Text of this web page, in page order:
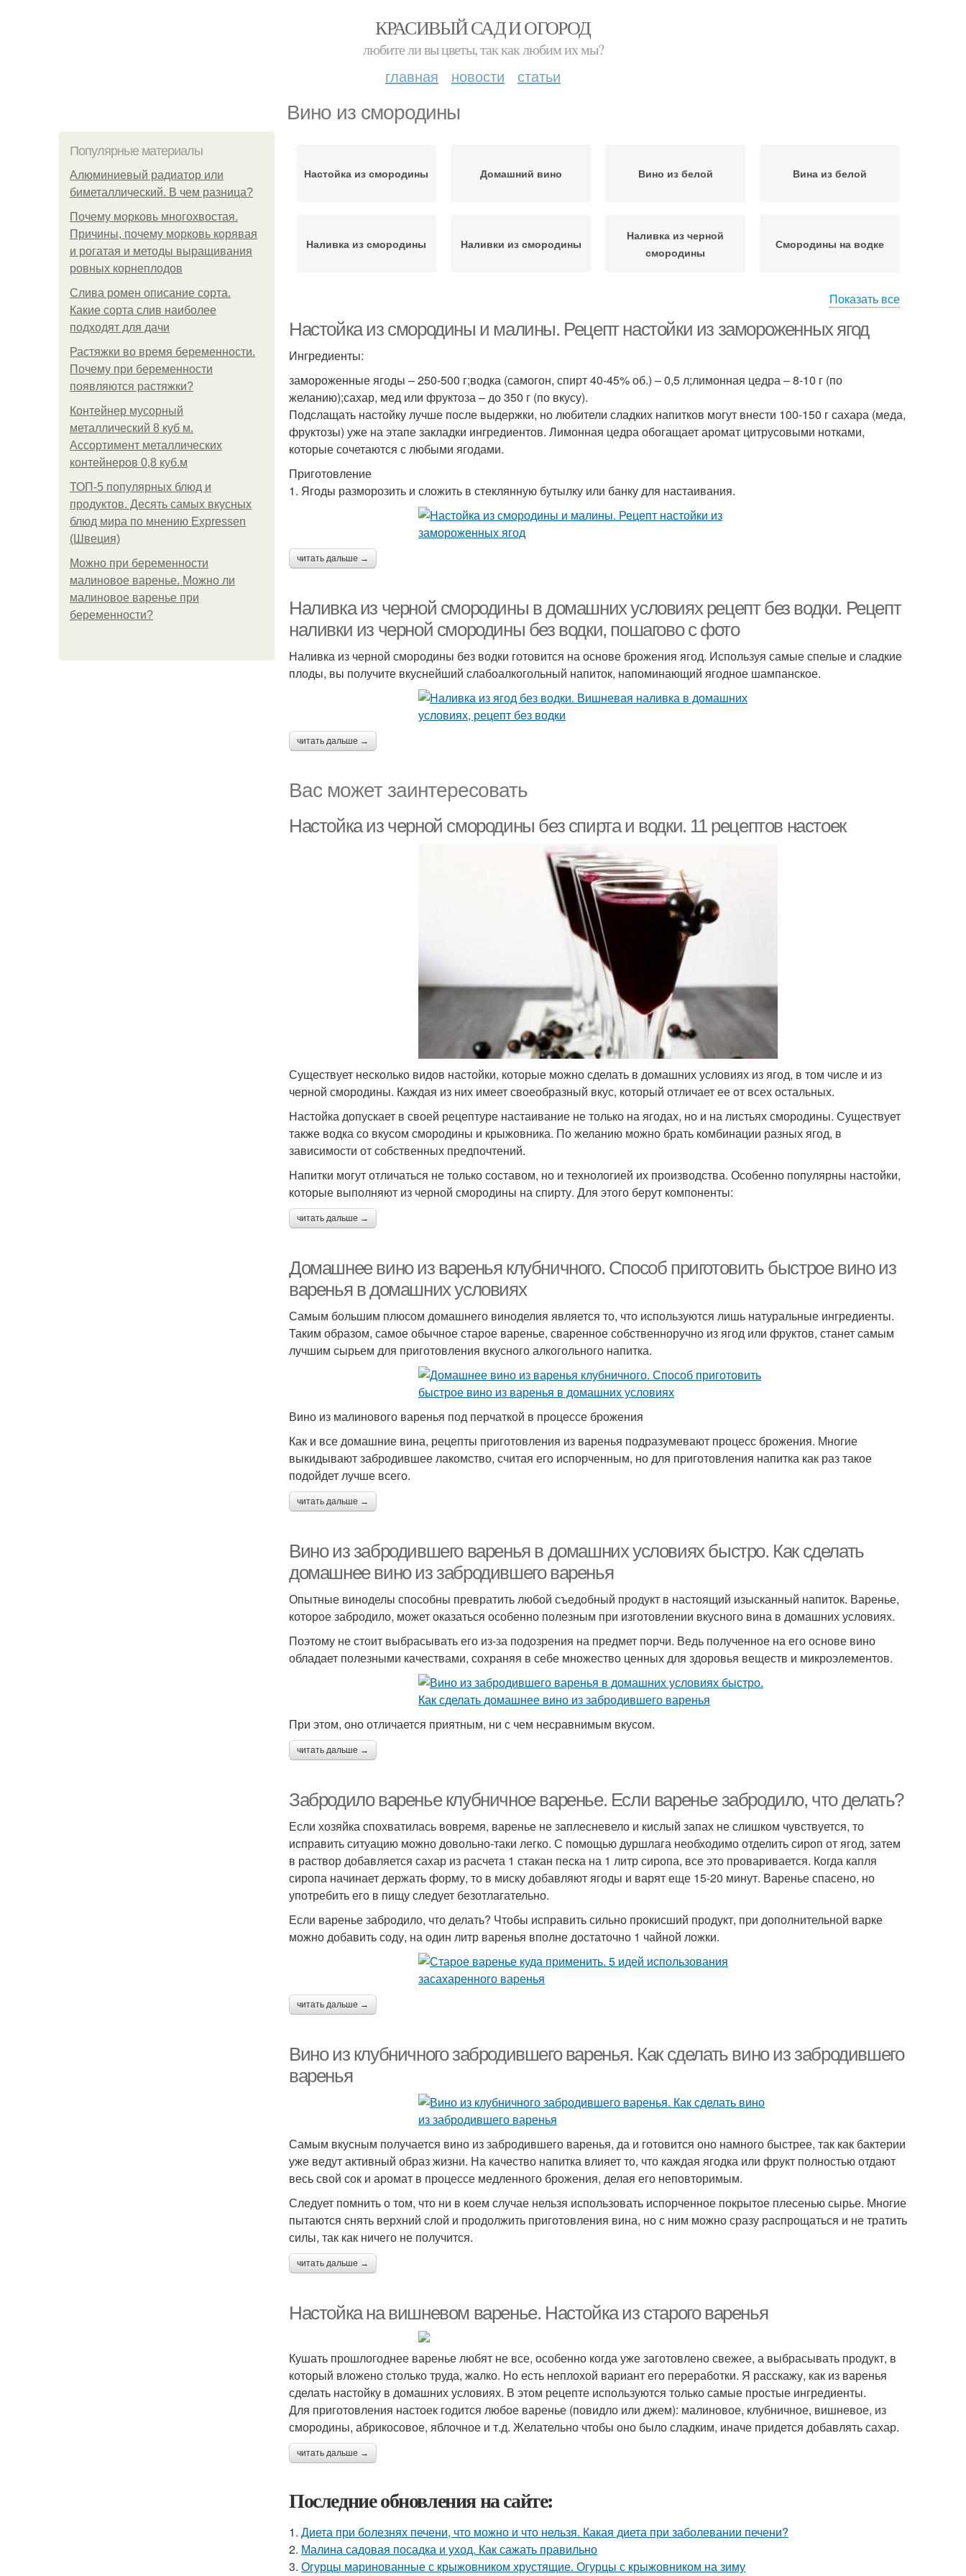
КРАСИВЫЙ САД И ОГОРОД
любите ли вы цветы, так как любим их мы?
главная новости статьи
Вино из смородины
Популярные материалы
Алюминиевый радиатор или
биметаллический. В чем разница?
Почему морковь многохвостая.
Причины, почему морковь корявая
и рогатая и методы выращивания
ровных корнеплодов
Слива ромен описание сорта.
Какие сорта слив наиболее
подходят для дачи
Растяжки во время беременности.
Почему при беременности
появляются растяжки?
Контейнер мусорный
металлический 8 куб м.
Ассортимент металлических
контейнеров 0,8 куб.м
ТОП-5 популярных блюд и
продуктов. Десять самых вкусных
блюд мира по мнению Expressen
(Швеция)
Можно при беременности
малиновое варенье. Можно ли
малиновое варенье при
беременности?
Настойка из смородины Домашний вино Вино из белой Вина из белой
Наливка из смородины Наливки из смородины
Наливка из черной
смородины
Смородины на водке
условиях
смородины
Смородины на спирту
Показать все
Настойка из смородины и малины. Рецепт настойки из замороженных ягод
Ингредиенты:
замороженные ягоды – 250-500 г;водка (самогон, спирт 40-45% об.) – 0,5 л;лимонная цедра – 8-10 г (по
желанию);сахар, мед или фруктоза – до 350 г (по вкусу).
Подслащать настойку лучше после выдержки, но любители сладких напитков могут внести 100-150 г сахара (меда,
фруктозы) уже на этапе закладки ингредиентов. Лимонная цедра обогащает аромат цитрусовыми нотками,
которые сочетаются с любыми ягодами.
Приготовление
1. Ягоды разморозить и сложить в стеклянную бутылку или банку для настаивания.
читать дальше →
Наливка из черной смородины в домашних условиях рецепт без водки. Рецепт
наливки из черной смородины без водки, пошагово с фото
Наливка из черной смородины без водки готовится на основе брожения ягод. Используя самые спелые и сладкие
плоды, вы получите вкуснейший слабоалкогольный напиток, напоминающий ягодное шампанское.
читать дальше →
Вас может заинтересовать
Настойка из черной смородины без спирта и водки. 11 рецептов настоек
Существует несколько видов настойки, которые можно сделать в домашних условиях из ягод, в том числе и из
черной смородины. Каждая из них имеет своеобразный вкус, который отличает ее от всех остальных.
Настойка допускает в своей рецептуре настаивание не только на ягодах, но и на листьях смородины. Существует
также водка со вкусом смородины и крыжовника. По желанию можно брать комбинации разных ягод, в
зависимости от собственных предпочтений.
Напитки могут отличаться не только составом, но и технологией их производства. Особенно популярны настойки,
которые выполняют из черной смородины на спирту. Для этого берут компоненты:
читать дальше →
Домашнее вино из варенья клубничного. Способ приготовить быстрое вино из
варенья в домашних условиях
Самым большим плюсом домашнего виноделия является то, что используются лишь натуральные ингредиенты.
Таким образом, самое обычное старое варенье, сваренное собственноручно из ягод или фруктов, станет самым
лучшим сырьем для приготовления вкусного алкогольного напитка.
Вино из малинового варенья под перчаткой в процессе брожения
Как и все домашние вина, рецепты приготовления из варенья подразумевают процесс брожения. Многие
выкидывают забродившее лакомство, считая его испорченным, но для приготовления напитка как раз такое
подойдет лучше всего.
читать дальше →
Вино из забродившего варенья в домашних условиях быстро. Как сделать
домашнее вино из забродившего варенья
Опытные виноделы способны превратить любой съедобный продукт в настоящий изысканный напиток. Варенье,
которое забродило, может оказаться особенно полезным при изготовлении вкусного вина в домашних условиях.
Поэтому не стоит выбрасывать его из-за подозрения на предмет порчи. Ведь полученное на его основе вино
обладает полезными качествами, сохраняя в себе множество ценных для здоровья веществ и микроэлементов.
При этом, оно отличается приятным, ни с чем несравнимым вкусом.
читать дальше →
Забродило варенье клубничное варенье. Если варенье забродило, что делать?
Если хозяйка спохватилась вовремя, варенье не заплесневело и кислый запах не слишком чувствуется, то
исправить ситуацию можно довольно-таки легко. С помощью дуршлага необходимо отделить сироп от ягод, затем
в раствор добавляется сахар из расчета 1 стакан песка на 1 литр сиропа, все это проваривается. Когда капля
сиропа начинает держать форму, то в миску добавляют ягоды и варят еще 15-20 минут. Варенье спасено, но
употребить его в пищу следует безотлагательно.
Если варенье забродило, что делать? Чтобы исправить сильно прокисший продукт, при дополнительной варке
можно добавить соду, на один литр варенья вполне достаточно 1 чайной ложки.
читать дальше →
Вино из клубничного забродившего варенья. Как сделать вино из забродившего
варенья
Самым вкусным получается вино из забродившего варенья, да и готовится оно намного быстрее, так как бактерии
уже ведут активный образ жизни. На качество напитка влияет то, что каждая ягодка или фрукт полностью отдают
весь свой сок и аромат в процессе медленного брожения, делая его неповторимым.
Следует помнить о том, что ни в коем случае нельзя использовать испорченное покрытое плесенью сырье. Многие
пытаются снять верхний слой и продолжить приготовления вина, но с ним можно сразу распрощаться и не тратить
силы, так как ничего не получится.
читать дальше →
Настойка на вишневом варенье. Настойка из старого варенья
Кушать прошлогоднее варенье любят не все, особенно когда уже заготовлено свежее, а выбрасывать продукт, в
который вложено столько труда, жалко. Но есть неплохой вариант его переработки. Я расскажу, как из варенья
сделать настойку в домашних условиях. В этом рецепте используются только самые простые ингредиенты.
Для приготовления настоек годится любое варенье (повидло или джем): малиновое, клубничное, вишневое, из
смородины, абрикосовое, яблочное и т.д. Желательно чтобы оно было сладким, иначе придется добавлять сахар.
читать дальше →
Последние обновления на сайте:
1. Диета при болезнях печени, что можно и что нельзя. Какая диета при заболевании печени?
2. Малина садовая посадка и уход. Как сажать правильно
3. Огурцы маринованные с крыжовником хрустящие. Огурцы с крыжовником на зиму